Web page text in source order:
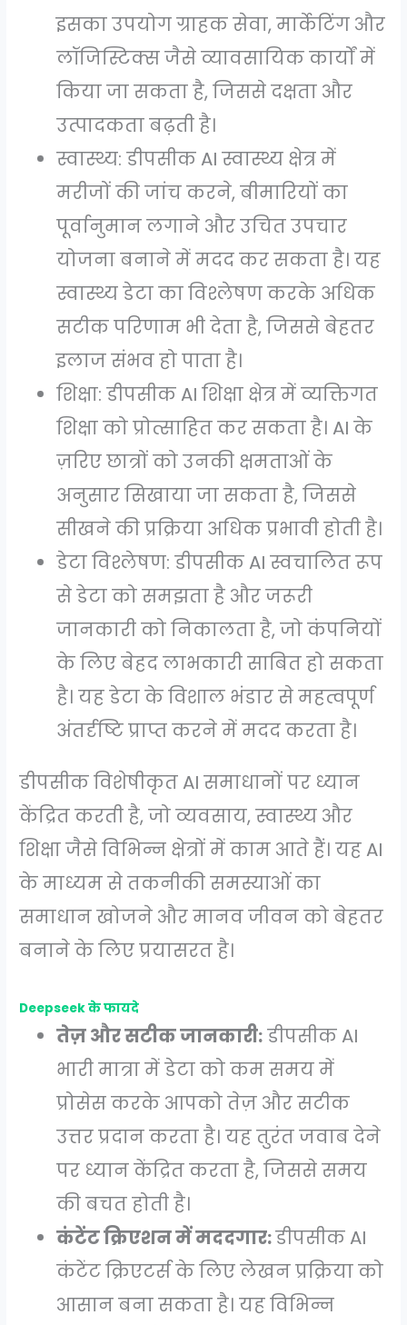
इसका उपयोग ग्राहक सेवा, मार्केटिंग और
लॉजिस्टिक्स जैसे व्यावसायिक कार्यों में
किया जा सकता है, जिससे दक्षता और
उत्पादकता बढ़ती है।
स्वास्थ्य: डीपसीक AI स्वास्थ्य क्षेत्र में
मरीजों की जांच करने, बीमारियों का
पूर्वानुमान लगाने और उचित उपचार
योजना बनाने में मदद कर सकता है। यह
स्वास्थ्य डेटा का विश्लेषण करके अधिक
सटीक परिणाम भी देता है, जिससे बेहतर
इलाज संभव हो पाता है।
शिक्षा: डीपसीक AI शिक्षा क्षेत्र में व्यक्तिगत
शिक्षा को प्रोत्साहित कर सकता है। AI के
ज़रिए छात्रों को उनकी क्षमताओं के
अनुसार सिखाया जा सकता है, जिससे
सीखने की प्रक्रिया अधिक प्रभावी होती है।
डेटा विश्लेषण: डीपसीक AI स्वचालित रूप
से डेटा को समझता है और जरूरी
जानकारी को निकालता है, जो कंपनियों
के लिए बेहद लाभकारी साबित हो सकता
है। यह डेटा के विशाल भंडार से महत्वपूर्ण
अंतर्दृष्टि प्राप्त करने में मदद करता है।
डीपसीक विशेषीकृत AI समाधानों पर ध्यान
केंद्रित करती है, जो व्यवसाय, स्वास्थ्य और
शिक्षा जैसे विभिन्न क्षेत्रों में काम आते हैं। यह AI
के माध्यम से तकनीकी समस्याओं का
समाधान खोजने और मानव जीवन को बेहतर
बनाने के लिए प्रयासरत है।
Deepseek के फायदे
तेज़ और सटीक जानकारी:डीपसीक AI
भारी मात्रा में डेटा को कम समय में
प्रोसेस करके आपको तेज़ और सटीक
उत्तर प्रदान करता है। यह तुरंत जवाब देने
पर ध्यान केंद्रित करता है, जिससे समय
की बचत होती है।
कंटेंट क्रिएशन में मददगार:डीपसीक AI
कंटेंट क्रिएटर्स के लिए लेखन प्रक्रिया को
आसान बना सकता है। यह विभिन्न